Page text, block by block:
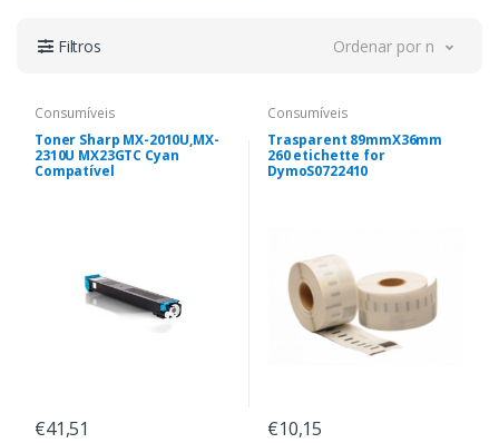
Filtros Ordenar por novidade
Consumíveis
Toner Sharp MX-2010U,MX-
2310U MX23GTC Cyan
Compatível
€41,51
Consumíveis
Trasparent 89mmX36mm
260 etichette for
DymoS0722410
€10,15